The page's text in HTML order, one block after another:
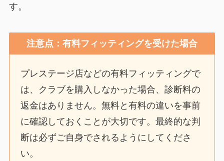
す。
注意点：有料フィッティングを受けた場合
プレステージ店などの有料フィッティングで
は、クラブを購入しなかった場合、診断料の
返金はありません。無料と有料の違いを事前
に確認しておくことが大切です。最終的な判
断は必ずご自身でされるようにしてくださ
い。